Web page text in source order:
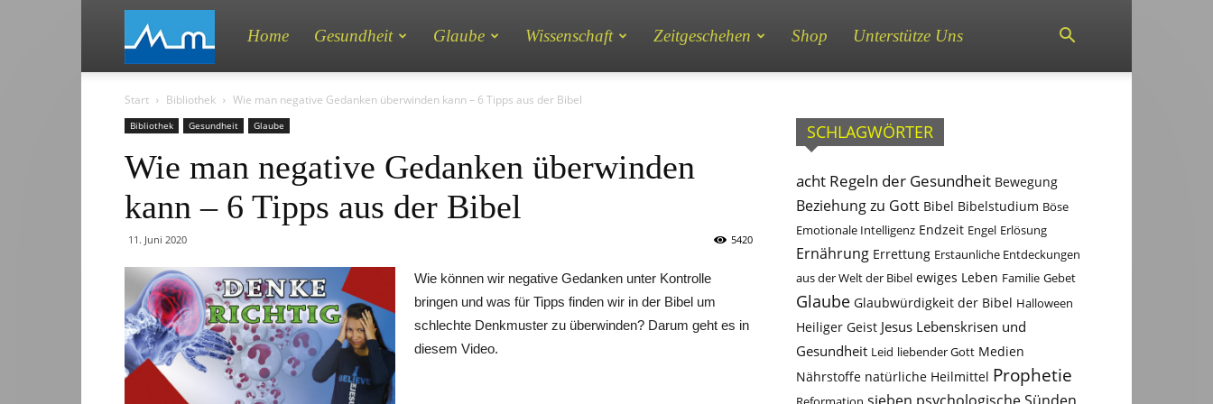
MEMENTO
MEDIEN
Home Gesundheit Glaube Wissenschaft Zeitgeschehen Shop Unterstütze Uns
Start Bibliothek Wie man negative Gedanken überwinden kann – 6 Tipps aus der Bibel
Bibliothek Gesundheit Glaube
Wie man negative Gedanken überwinden
kann – 6 Tipps aus der Bibel
11. Juni 2020 5420
Wie können wir negative Gedanken unter Kontrolle
bringen und was für Tipps finden wir in der Bibel um
schlechte Denkmuster zu überwinden? Darum geht es in
diesem Video.
SCHLAGWÖRTER
acht Regeln der Gesundheit Bewegung
Beziehung zu Gott Bibel Bibelstudium Böse
Emotionale Intelligenz Endzeit Engel Erlösung
Ernährung Errettung Erstaunliche Entdeckungen
aus der Welt der Bibel ewiges Leben Familie Gebet
Glaube Glaubwürdigkeit der Bibel Halloween
Heiliger Geist Jesus Lebenskrisen und
Gesundheit Leid liebender Gott Medien
Nährstoffe natürliche Heilmittel Prophetie